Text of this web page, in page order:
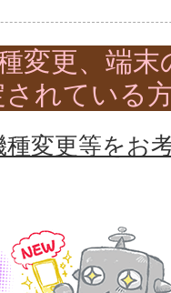
変更、端
されている
変更等をお